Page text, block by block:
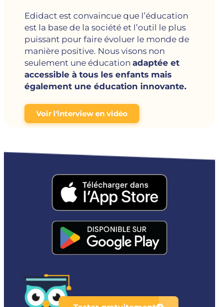
Edidact est convaincue que l’éducation
est la base de la société et l’outil le plus
puissant pour faire évoluer le monde de
manière positive. Nous visons non
seulement une éducation adaptée et
accessible à tous les enfants mais
également une éducation innovante.
Voir l'interview en vidéo